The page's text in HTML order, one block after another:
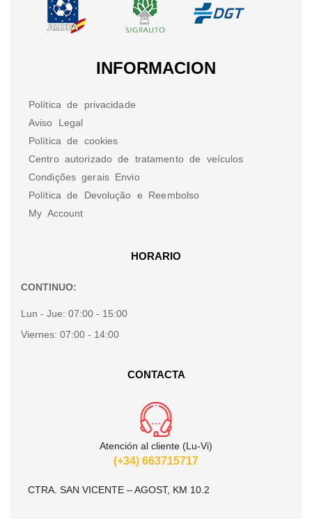
INFORMACION
Política de privacidade
Aviso Legal
Política de cookies
Centro autorizado de tratamento de veículos
Condições gerais Envio
Política de Devolução e Reembolso
My Account
HORARIO
CONTINUO:
Lun - Jue: 07:00 - 15:00
Viernes: 07:00 - 14:00
CONTACTA
Atención al cliente (Lu-Vi)
(+34) 663715717
CTRA. SAN VICENTE – AGOST, KM 10.2